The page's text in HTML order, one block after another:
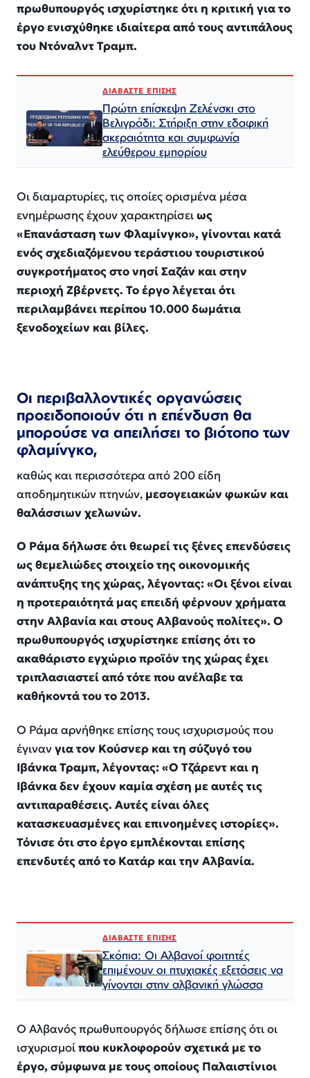
πρωθυπουργός ισχυρίστηκε ότι η κριτική για το
έργο ενισχύθηκε ιδιαίτερα από τους αντιπάλους
του Ντόναλντ Τραμπ.
ΔΙΑΒΑΣΤΕ ΕΠΙΣΗΣ
Πρώτη επίσκεψη Ζελένσκι στο
Βελιγράδι: Στήριξη στην εδαφική
ακεραιότητα και συμφωνία
ελεύθερου εμπορίου
Οι διαμαρτυρίες, τις οποίες ορισμένα μέσα
ενημέρωσης έχουν χαρακτηρίσειως
«Επανάσταση των Φλαμίνγκο», γίνονται κατά
ενός σχεδιαζόμενου τεράστιου τουριστικού
συγκροτήματος στο νησί Σαζάν και στην
περιοχή Ζβέρνετς. Το έργο λέγεται ότι
περιλαμβάνει περίπου 10.000 δωμάτια
ξενοδοχείων και βίλες.
Οι περιβαλλοντικές οργανώσεις
προειδοποιούν ότι η επένδυση θα
μπορούσε να απειλήσει το βιότοπο των
φλαμίνγκο,
καθώς και περισσότερα από 200 είδη
αποδημητικών πτηνών, μεσογειακών φωκών και
θαλάσσιων χελωνών.
Ο Ράμα δήλωσε ότι θεωρεί τις ξένες επενδύσεις
ως θεμελιώδες στοιχείο της οικονομικής
ανάπτυξης της χώρας, λέγοντας: «Οι ξένοι είναι
η προτεραιότητά μας επειδή φέρνουν χρήματα
στην Αλβανία και στους Αλβανούς πολίτες». Ο
πρωθυπουργός ισχυρίστηκε επίσης ότι το
ακαθάριστο εγχώριο προϊόν της χώρας έχει
τριπλασιαστεί από τότε που ανέλαβε τα
καθήκοντά του το 2013.
Ο Ράμα αρνήθηκε επίσης τους ισχυρισμούς που
έγινανγια τον Κούσνερ και τη σύζυγό του
Ιβάνκα Τραμπ, λέγοντας: «Ο Τζάρεντ και η
Ιβάνκα δεν έχουν καμία σχέση με αυτές τις
αντιπαραθέσεις. Αυτές είναι όλες
κατασκευασμένες και επινοημένες ιστορίες».
Τόνισε ότι στο έργο εμπλέκονται επίσης
επενδυτές από το Κατάρ και την Αλβανία.
ΔΙΑΒΑΣΤΕ ΕΠΙΣΗΣ
Σκόπια: Οι Αλβανοί φοιτητές
επιμένουν οι πτυχιακές εξετάσεις να
γίνονται στην αλβανική γλώσσα
Ο Αλβανός πρωθυπουργός δήλωσε επίσης ότι οι
ισχυρισμοίπου κυκλοφορούν σχετικά με το
έργο, σύμφωνα με τους οποίους Παλαιστίνιοι